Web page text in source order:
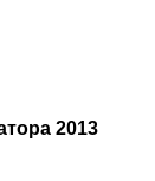
2013